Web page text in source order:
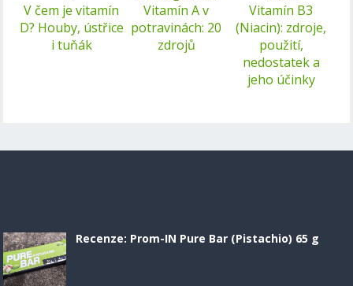
V čem je vitamín
D? Houby, ústřice
i tuňák
Vitamín A v
potravinách: 20
zdrojů
Vitamín B3
(Niacin): zdroje,
použití,
nedostatek a
jeho účinky
Recenze: Prom-IN Pure Bar (Pistachio) 65 g